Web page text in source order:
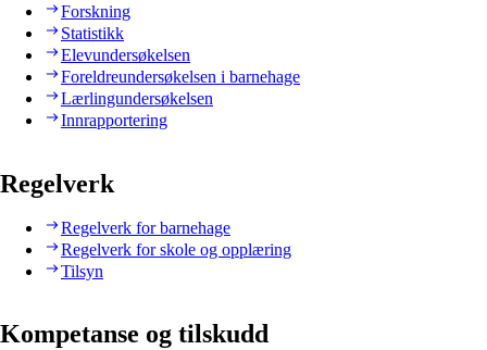
Forskning
Statistikk
Elevundersøkelsen
Foreldreundersøkelsen i barnehage
Lærlingundersøkelsen
Innrapportering
Regelverk
Regelverk for barnehage
Regelverk for skole og opplæring
Tilsyn
Kompetanse og tilskudd